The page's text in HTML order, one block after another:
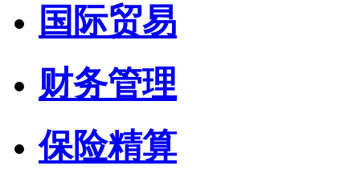
国际贸易
财务管理
保险精算